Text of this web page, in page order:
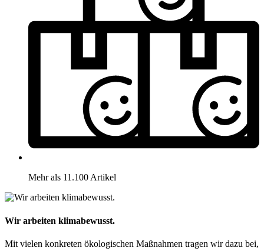
Mehr als 11.100 Artikel
Wir arbeiten klimabewusst.
Mit vielen konkreten ökologischen Maßnahmen tragen wir dazu bei,